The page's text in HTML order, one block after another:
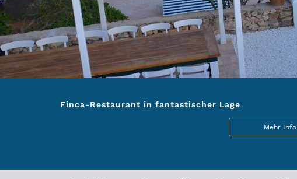
Finca-Restaurant in fantastischer Lage
Mehr Info